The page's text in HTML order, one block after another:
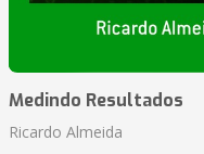
Medindo Resultados
Ricardo Almeida